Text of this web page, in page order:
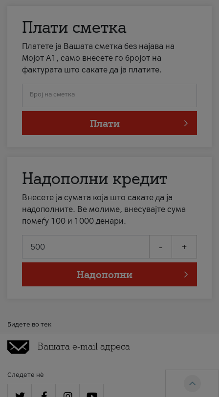
Плати сметка
Платете ја Вашата сметка без најава на
Мојот А1, само внесете го бројот на
фактурата што сакате да ја платите.
Број на сметка
Плати
Надополни кредит
Внесете ја сумата која што сакате да ја
надополните. Ве молиме, внесувајте сума
помеѓу 100 и 1000 денари.
- +
Надополни
Бидете во тек
Следете нè